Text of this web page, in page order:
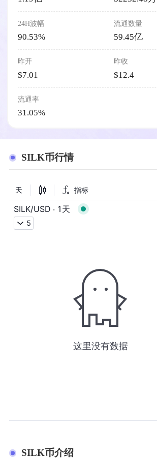
24H波幅
90.53%
流通数量
59.45亿
昨开
$7.01
昨收
$12.4
流通率
31.05%
SILK币行情
SILK币介绍